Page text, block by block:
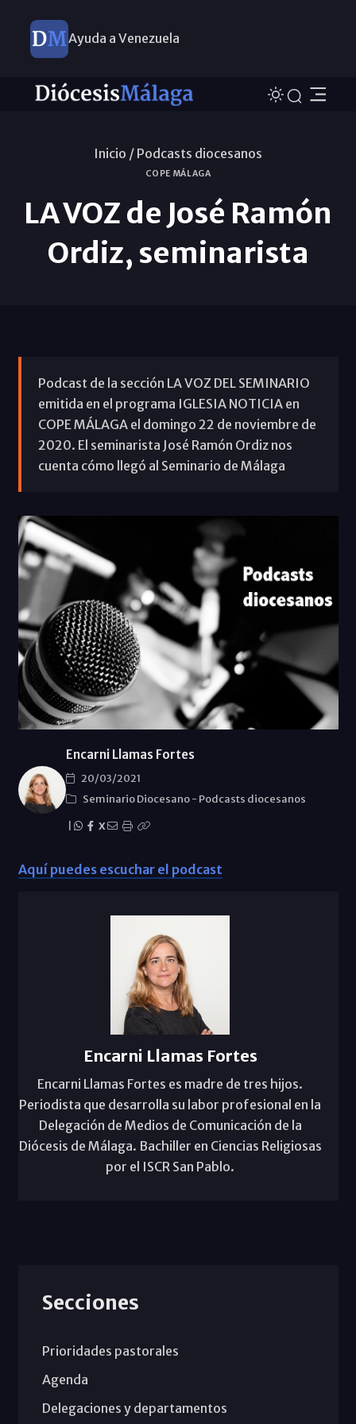
Ayuda a Venezuela
Inicio / Podcasts diocesanos
COPE MÁLAGA
LA VOZ de José Ramón
Ordiz, seminarista
Podcast de la sección LA VOZ DEL SEMINARIO
emitida en el programa IGLESIA NOTICIA en
COPE MÁLAGA el domingo 22 de noviembre de
2020. El seminarista José Ramón Ordiz nos
cuenta cómo llegó al Seminario de Málaga
Encarni Llamas Fortes
20/03/2021
Seminario Diocesano- Podcasts diocesanos
X
Aquí puedes escuchar el podcast
Encarni Llamas Fortes
Encarni Llamas Fortes es madre de tres hijos.
Periodista que desarrolla su labor profesional en la
Delegación de Medios de Comunicación de la
Diócesis de Málaga. Bachiller en Ciencias Religiosas
por el ISCR San Pablo.
Secciones
Prioridades pastorales
Agenda
Delegaciones y departamentos